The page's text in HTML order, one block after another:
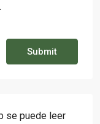
Submit
puede leer